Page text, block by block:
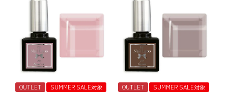
OUTLET SUMMER SALE対象 OUTLET SUMMER SALE対象